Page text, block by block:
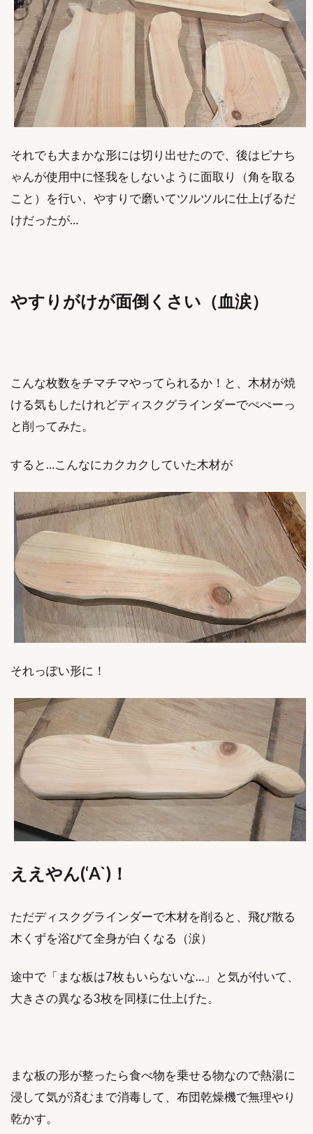
それでも大まかな形には切り出せたので、後はピナち
ゃんが使用中に怪我をしないように面取り（角を取る
こと）を行い、やすりで磨いてツルツルに仕上げるだ
けだったが…
やすりがけが面倒くさい（血涙）
こんな枚数をチマチマやってられるか！と、木材が焼
ける気もしたけれどディスクグラインダーでぺぺーっ
と削ってみた。
すると…こんなにカクカクしていた木材が
それっぽい形に！
ええやん(‘A`)！
ただディスクグラインダーで木材を削ると、飛び散る
木くずを浴びて全身が白くなる（涙）
途中で「まな板は7枚もいらないな…」と気が付いて、
大きさの異なる3枚を同様に仕上げた。
まな板の形が整ったら食べ物を乗せる物なので熱湯に
浸して気が済むまで消毒して、布団乾燥機で無理やり
乾かす。